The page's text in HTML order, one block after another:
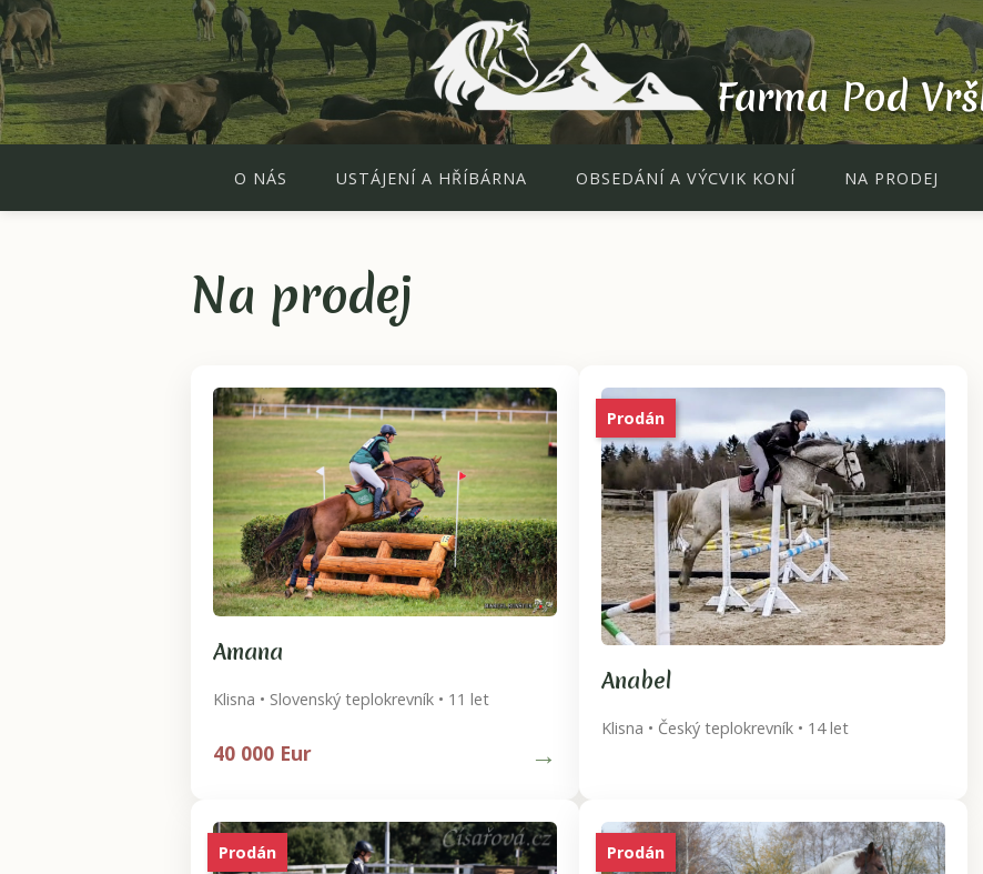
Farma Pod
O NÁS USTÁJENÍ A HŘÍBÁRNA OBSEDÁNÍ A VÝCVIK KONÍ NA PRODEJ
Na prodej
Amana
Klisna • Slovenský teplokrevník • 11 let
40 000 Eur →
Prodán
Anabel
Klisna • Český teplokrevník • 14 let
Prodán Prodán